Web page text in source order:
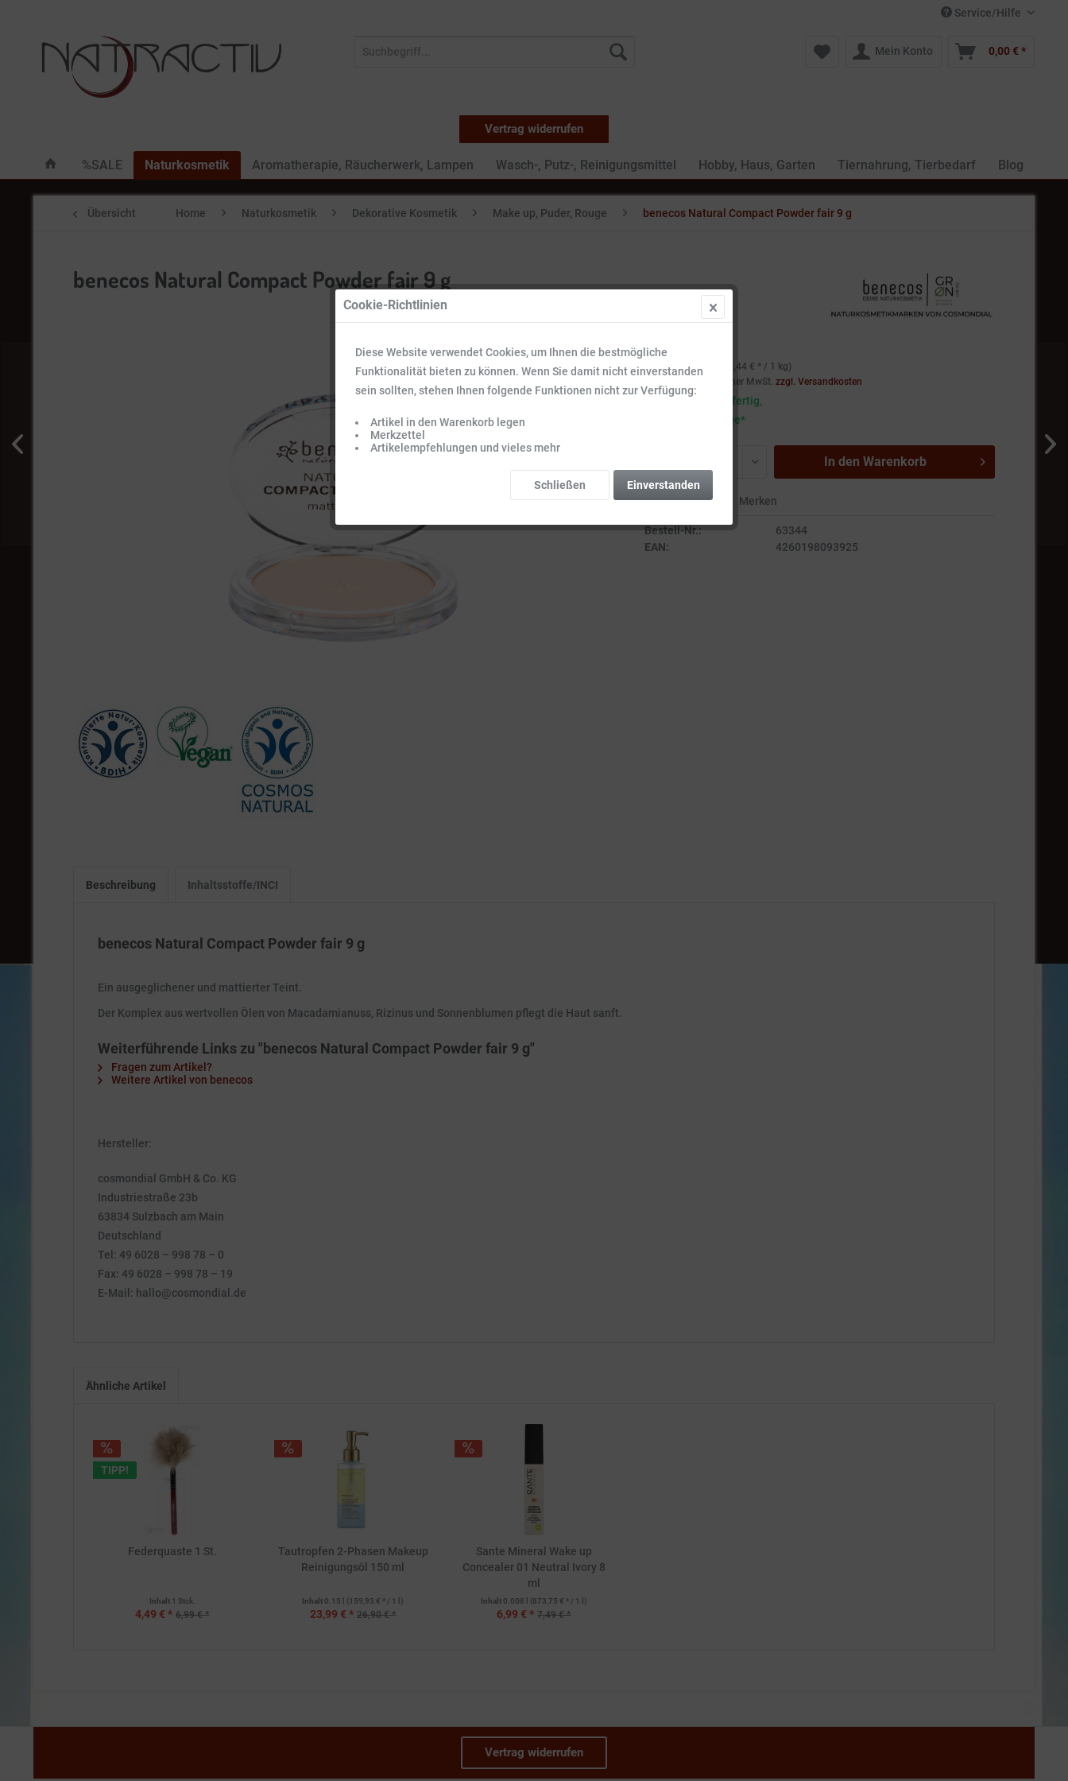
Service/Hilfe
Mein Konto 0,00 € *
Vertrag widerrufen
%SALE Naturkosmetik Aromatherapie, Räucherwerk, Lampen Wasch-, Putz-, Reinigungsmittel Hobby, Haus, Garten Tiernahrung, Tierbedarf Blog
Übersicht Home Naturkosmetik Dekorative Kosmetik Make up, Puder, Rouge benecos Natural Compact Powder fair 9 g
benecos Natural Compact Powder fair 9 g
4,99 € *
Inhalt:0.009 kg (554,44 € * / 1 kg)
Preise inkl. gesetzlicher MwSt.zzgl. Versandkosten
Sofort versandfertig,
Lieferzeit 3-5 Tage*
In den Warenkorb
Vergleichen Merken
Bestell-Nr.:
63344
EAN:
4260198093925
Beschreibung Inhaltsstoffe/INCI
benecos Natural Compact Powder fair 9 g
Ein ausgeglichener und mattierter Teint.
Der Komplex aus wertvollen Ölen von Macadamianuss, Rizinus und Sonnenblumen pflegt die Haut sanft.
Weiterführende Links zu "benecos Natural Compact Powder fair 9 g"
Fragen zum Artikel?
Weitere Artikel von benecos
Hersteller:
cosmondial GmbH & Co. KG
Industriestraße 23b
63834 Sulzbach am Main
Deutschland
Tel: 49 6028 – 998 78 – 0
Fax: 49 6028 – 998 78 – 19
E-Mail: hallo@cosmondial.de
Ähnliche Artikel
TIPP!
Federquaste 1 St.
Inhalt 1 Stck.
4,49 € * 6,99 € *
Tautropfen 2-Phasen Makeup
Reinigungsöl 150 ml
Inhalt 0.15 l (159,93 € * / 1 l)
23,99 € * 26,90 € *
Sante Mineral Wake up
Concealer 01 Neutral Ivory 8
ml
Inhalt 0.008 l (873,75 € * / 1 l)
6,99 € * 7,49 € *
Vertrag widerrufen
Cookie-Richtlinien
Diese Website verwendet Cookies, um Ihnen die bestmögliche
Funktionalität bieten zu können. Wenn Sie damit nicht einverstanden
sein sollten, stehen Ihnen folgende Funktionen nicht zur Verfügung:
Artikel in den Warenkorb legen
Merkzettel
Artikelempfehlungen und vieles mehr
Einverstanden
Schließen